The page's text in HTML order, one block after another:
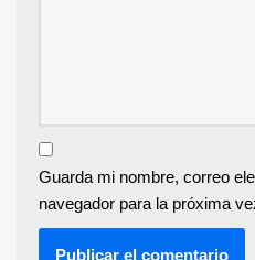
Guarda mi nombre, correo
navegador para la próxima